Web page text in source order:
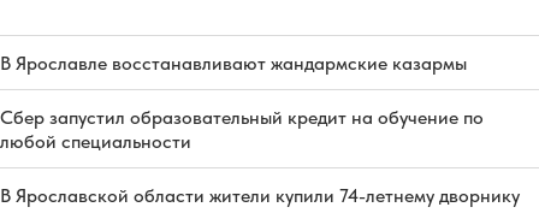
В Ярославле восстанавливают жандармские казармы
Сбер запустил образовательный кредит на обучение по
любой специальности
В Ярославской области жители купили 74-летнему дворнику